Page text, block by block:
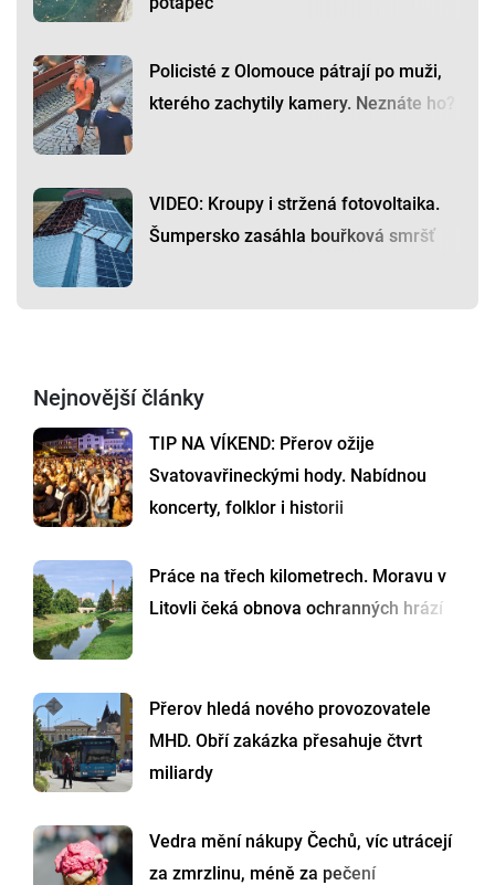
Policisté z Olomouce pátrají po muži,
kterého zachytily kamery. Neznáte ho?
VIDEO: Kroupy i stržená fotovoltaika.
Šumpersko zasáhla bouřková smršť
Nejnovější články
TIP NA VÍKEND: Přerov ožije
Svatovavřineckými hody. Nabídnou
koncerty, folklor i historii
Práce na třech kilometrech. Moravu v
Litovli čeká obnova ochranných hrází
Přerov hledá nového provozovatele
MHD. Obří zakázka přesahuje čtvrt
miliardy
Vedra mění nákupy Čechů, víc utrácejí
za zmrzlinu, méně za pečení